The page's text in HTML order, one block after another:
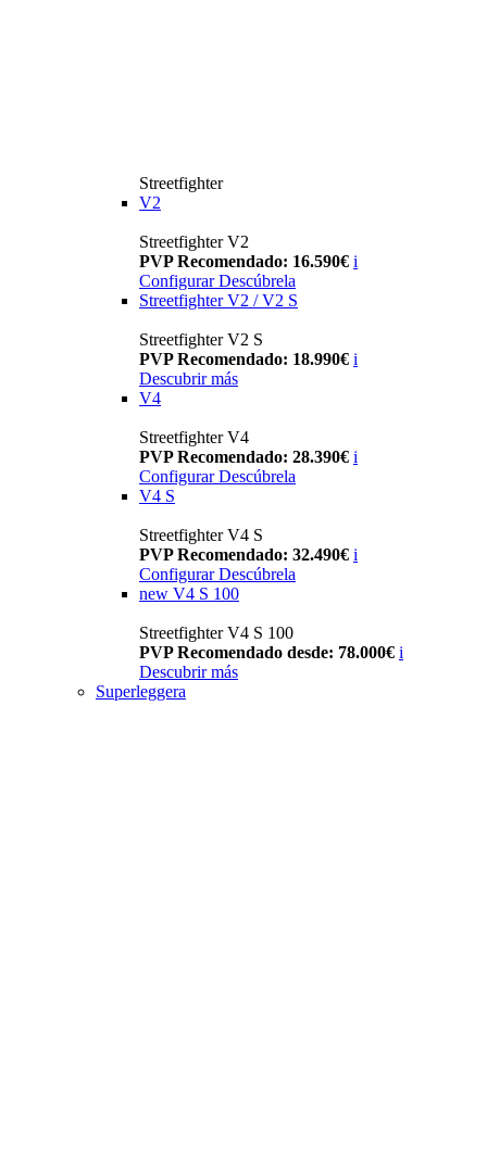
Streetfighter
V2
Streetfighter V2
PVP Recomendado: 16.590€ i
Configurar Descúbrela
Streetfighter V2 / V2 S
Streetfighter V2 S
PVP Recomendado: 18.990€ i
Descubrir más
V4
Streetfighter V4
PVP Recomendado: 28.390€ i
Configurar Descúbrela
V4 S
Streetfighter V4 S
PVP Recomendado: 32.490€ i
Configurar Descúbrela
new V4 S 100
Streetfighter V4 S 100
PVP Recomendado desde: 78.000€ i
Descubrir más
Superleggera